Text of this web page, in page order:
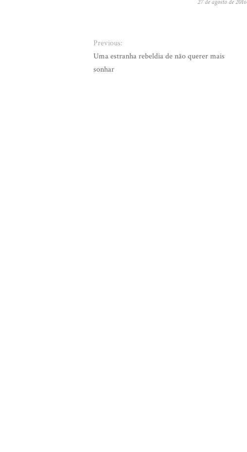
27 de agosto de 2016
Previous:
Uma estranha rebeldia de não querer mais
sonhar